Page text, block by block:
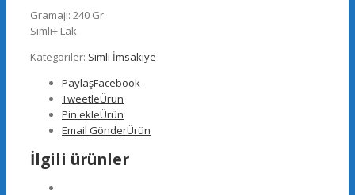
Gramajı: 240 Gr
Simli+ Lak
Kategoriler: Simli İmsakiye
PaylaşFacebook
TweetleÜrün
Pin ekleÜrün
Email GönderÜrün
İlgili ürünler